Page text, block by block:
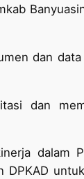
dan
dan
dalam